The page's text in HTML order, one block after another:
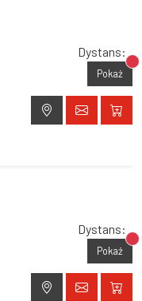
Dystans:
Pokaż
Dystans:
Pokaż